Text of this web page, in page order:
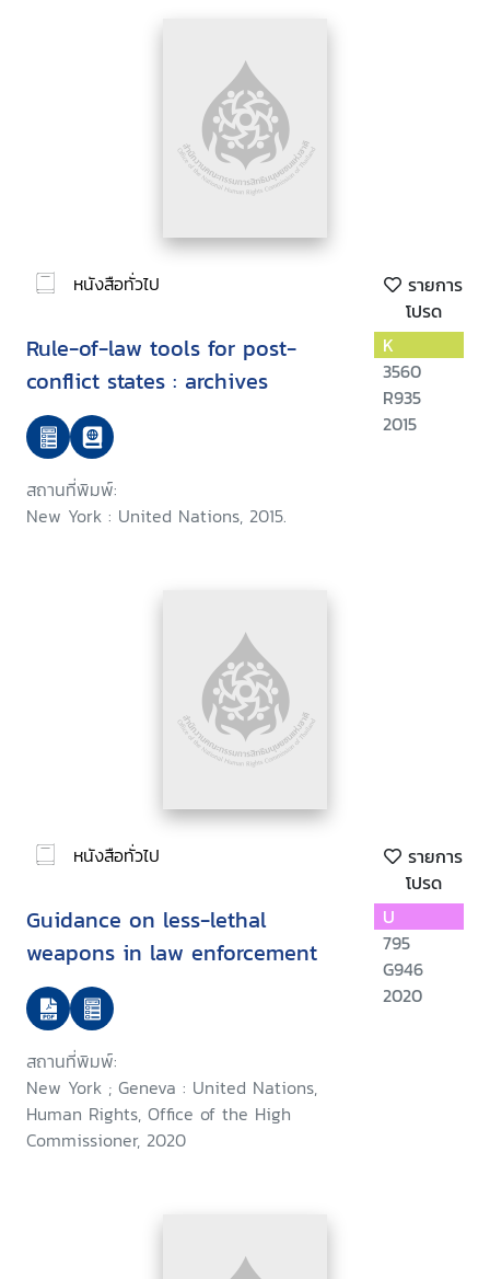
หนังสือทั่วไป
รายการ
โปรด
Rule-of-law tools for post-
conflict states : archives
สถานที่พิมพ์:
New York : United Nations, 2015.
K
3560
R935
2015
หนังสือทั่วไป
รายการ
โปรด
Guidance on less-lethal
weapons in law enforcement
สถานที่พิมพ์:
New York ; Geneva : United Nations,
Human Rights, Office of the High
Commissioner, 2020
U
795
G946
2020